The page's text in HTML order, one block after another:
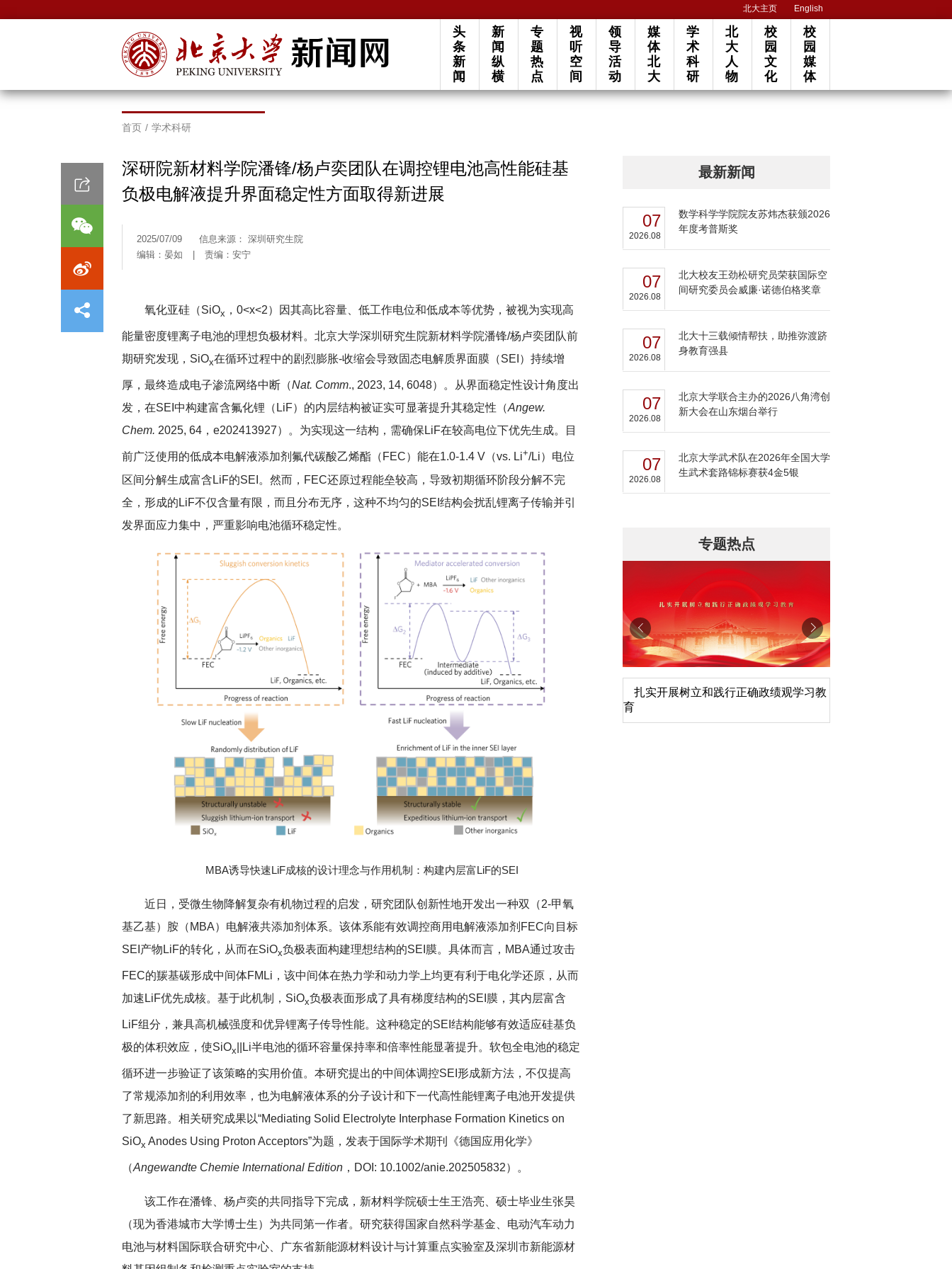
北大主页 English
头
条
新
闻
新
闻
纵
横
专
题
热
点
视
听
空
间
领
导
活
动
媒
体
北
大
学
术
科
研
北
大
人
物
校
园
文
化
校
园
媒
体
首页 / 学术科研
深研院新材料学院潘锋/杨卢奕团队在调控锂电池高性能硅基
负极电解液提升界面稳定性方面取得新进展
2025/07/09
信息来源： 深圳研究生院
编辑：晏如
责编：安宁
氧化亚硅（SiOx ，0<x<2）因其高比容量、低工作电位和低成本等优势，被视为实现高
能量密度锂离子电池的理想负极材料。北京大学深圳研究生院新材料学院潘锋/杨卢奕团队前
期研究发现，SiOx在循环过程中的剧烈膨胀-收缩会导致固态电解质界面膜（SEI）持续增
厚，最终造成电子渗流网络中断（Nat. Comm., 2023, 14, 6048）。从界面稳定性设计角度出
发，在SEI中构建富含氟化锂（LiF）的内层结构被证实可显著提升其稳定性（Angew.
Chem. 2025, 64，e202413927）。为实现这一结构，需确保LiF在较高电位下优先生成。目
前广泛使用的低成本电解液添加剂氟代碳酸乙烯酯（FEC）能在1.0-1.4 V（vs. Li+/Li）电位
区间分解生成富含LiF的SEI。然而，FEC还原过程能垒较高，导致初期循环阶段分解不完
全，形成的LiF不仅含量有限，而且分布无序，这种不均匀的SEI结构会扰乱锂离子传输并引
发界面应力集中，严重影响电池循环稳定性。
MBA诱导快速LiF成核的设计理念与作用机制：构建内层富LiF的SEI
近日，受微生物降解复杂有机物过程的启发，研究团队创新性地开发出一种双（2-甲氧
基乙基）胺（MBA）电解液共添加剂体系。该体系能有效调控商用电解液添加剂FEC向目标
SEI产物LiF的转化，从而在SiOx负极表面构建理想结构的SEI膜。具体而言，MBA通过攻击
FEC的羰基碳形成中间体FMLi，该中间体在热力学和动力学上均更有利于电化学还原，从而
加速LiF优先成核。基于此机制，SiOx负极表面形成了具有梯度结构的SEI膜，其内层富含
LiF组分，兼具高机械强度和优异锂离子传导性能。这种稳定的SEI结构能够有效适应硅基负
极的体积效应，使SiOx ||Li半电池的循环容量保持率和倍率性能显著提升。软包全电池的稳定
循环进一步验证了该策略的实用价值。本研究提出的中间体调控SEI形成新方法，不仅提高
了常规添加剂的利用效率，也为电解液体系的分子设计和下一代高性能锂离子电池开发提供
了新思路。相关研究成果以“Mediating Solid Electrolyte Interphase Formation Kinetics on
SiOx Anodes Using Proton Acceptors”为题，发表于国际学术期刊《德国应用化学》
（Angewandte Chemie International Edition ，DOI: 10.1002/anie.202505832）。
该工作在潘锋、杨卢奕的共同指导下完成，新材料学院硕士生王浩亮、硕士毕业生张昊
（现为香港城市大学博士生）为共同第一作者。研究获得国家自然科学基金、电动汽车动力
电池与材料国际联合研究中心、广东省新能源材料设计与计算重点实验室及深圳市新能源材
最新新闻
07
2026.08
数学科学学院院友苏炜杰获颁2026
年度考普斯奖
07
2026.08
北大校友王劲松研究员荣获国际空
间研究委员会威廉·诺德伯格奖章
07
2026.08
北大十三载倾情帮扶，助推弥渡跻
身教育强县
07
2026.08
北京大学联合主办的2026八角湾创
新大会在山东烟台举行
07
2026.08
北京大学武术队在2026年全国大学
生武术套路锦标赛获4金5银
专题热点
深切缅怀李政道先生
扎实开展树立和践行正确政绩观学习教
育